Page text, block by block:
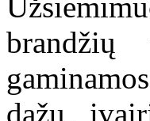
brandžių
dažų,